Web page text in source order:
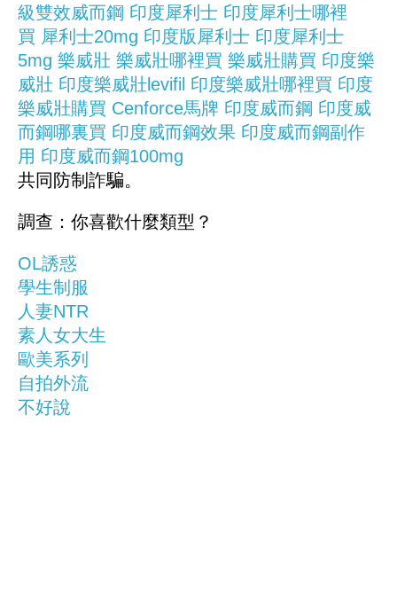
級雙效威而鋼 印度犀利士 印度犀利士哪裡
買 犀利士20mg 印度版犀利士 印度犀利士
5mg 樂威壯 樂威壯哪裡買 樂威壯購買 印度樂
威壯 印度樂威壯levifil 印度樂威壯哪裡買 印度
樂威壯購買 Cenforce馬牌 印度威而鋼 印度威
而鋼哪裏買 印度威而鋼效果 印度威而鋼副作
用 印度威而鋼100mg
共同防制詐騙。
調查：你喜歡什麼類型？
OL誘惑
學生制服
人妻NTR
素人女大生
歐美系列
自拍外流
不好說